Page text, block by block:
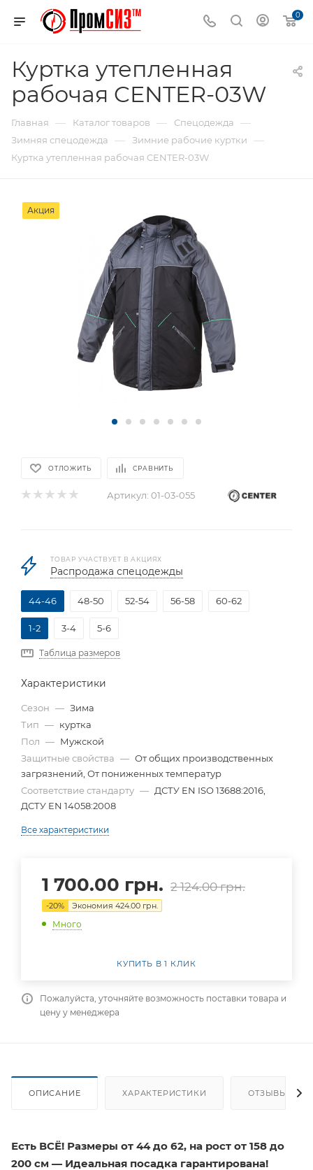
0
Куртка утепленная
рабочая CENTER-03W
Главная — Каталог товаров — Спецодежда —
Зимняя спецодежда — Зимние рабочие куртки —
Куртка утепленная рабочая CENTER-03W
Акция
ОТЛОЖИТЬ СРАВНИТЬ
Артикул: 01-03-055
ТОВАР УЧАСТВУЕТ В АКЦИЯХ
Распродажа спецодежды
44-46 48-50 52-54 56-58 60-62
1-2 3-4 5-6
Таблица размеров
Характеристики
Сезон — Зима
Тип — куртка
Пол — Мужской
Защитные свойства — От общих производственных
загрязнений, От пониженных температур
Соответствие стандарту — ДСТУ EN ISO 13688:2016,
ДСТУ EN 14058:2008
Все характеристики
1 700.00 грн. 2 124.00грн.
-20% Экономия 424.00 грн.
Много
КУПИТЬ В 1 КЛИК
Пожалуйста, уточняйте возможность поставки товара и
цену у менеджера
ОПИСАНИЕ ХАРАКТЕРИСТИКИ ОТЗЫВЫ
Есть ВСЁ! Размеры от 44 до 62, на рост от 158 до
200 см — Идеальная посадка гарантирована!